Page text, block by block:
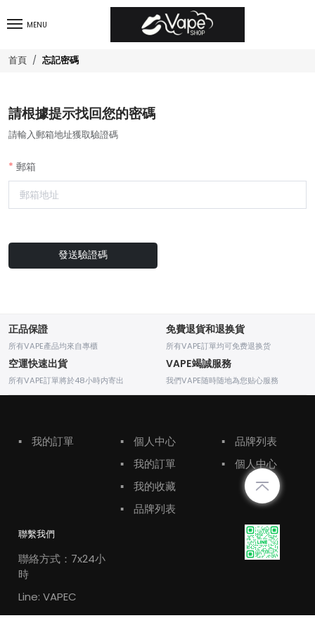
MENU
首頁 忘記密碼
請根據提示找回您的密碼
請輸入郵箱地址獲取驗證碼
郵箱
發送驗證碼
正品保證
所有VAPE產品均來自專櫃
免費退貨和退换貨
所有VAPE訂單均可免费退换货
空運快速出貨
所有VAPE訂單將於48小時内寄出
VAPE竭誠服務
我們VAPE随時随地為您贴心服務
▪ 我的訂單 ▪
個人中心
▪
我的訂單
▪
我的收藏
▪
品牌列表
▪
品牌列表
▪
個人中心
聯繫我們
聯絡方式：7x24小
時
Line: VAPEC